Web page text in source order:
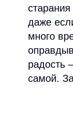
даже
много
радость
самой.